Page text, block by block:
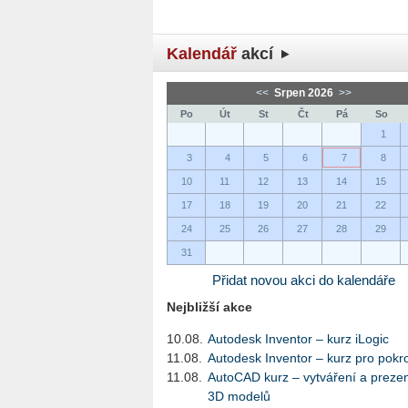
Kalendář akcí
<< Srpen 2026 >>
Po Út St Čt Pá So
1
3 4 5 6 7 8
10 11 12 13 14 15
17 18 19 20 21 22
24 25 26 27 28 29
31
Přidat novou akci do kalendáře
Nejbližší akce
10.08.
Autodesk Inventor – kurz iLogic
11.08.
Autodesk Inventor – kurz pro
11.08.
AutoCAD kurz – vytváření a
3D modelů